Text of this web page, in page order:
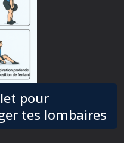
pour
tes lombaires